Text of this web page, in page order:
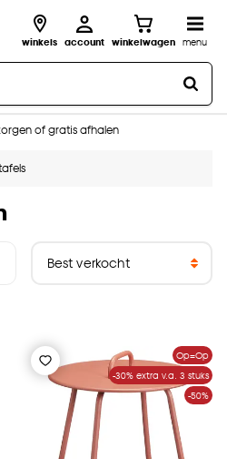
winkels account winkelwagen menu
of gratis afhalen
en opmeten aan huis
Op=Op
-30% extra v.a. 3 stuks
-50%